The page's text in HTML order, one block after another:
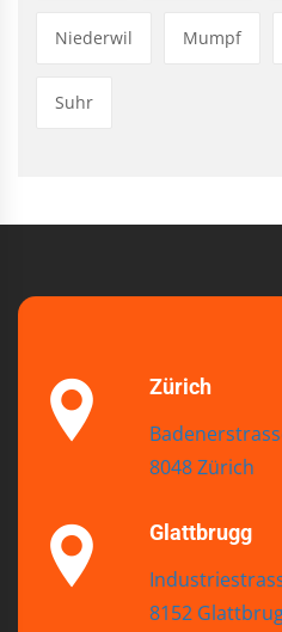
Niederwil Mumpf
Suhr
Zürich
8048 Zürich
Glattbrugg
8152